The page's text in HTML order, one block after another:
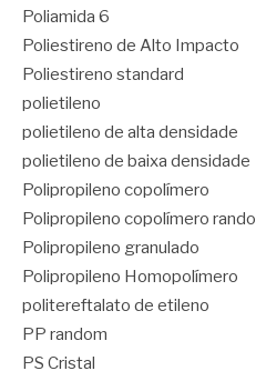
Poliamida 6
Poliestireno de Alto Impacto
Poliestireno standard
polietileno
polietileno de alta densidade
polietileno de baixa densidade
Polipropileno copolímero
Polipropileno copolímero
Polipropileno granulado
Polipropileno Homopolímero
politereftalato de etileno
PP random
PS Cristal